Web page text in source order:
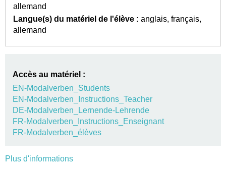
allemand
Langue(s) du matériel de l'élève : anglais français
allemand
Accès au matériel :
EN-Modalverben_Students
EN-Modalverben_Instructions_Teacher
DE-Modalverben_Lernende-Lehrende
FR-Modalverben_Instructions_Enseignant
FR-Modalverben_élèves
Plus d'informations